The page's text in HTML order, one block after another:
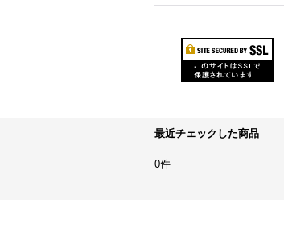
最近チェックした商品
0件